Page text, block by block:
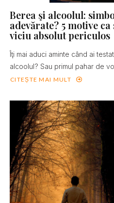
Berea şi alcoolul:
adevărate? 5 motive
viciu absolut periculos
Îţi mai aduci aminte când ai
alcoolul? Sau primul pahar de
CITEȘTE MAI MULT